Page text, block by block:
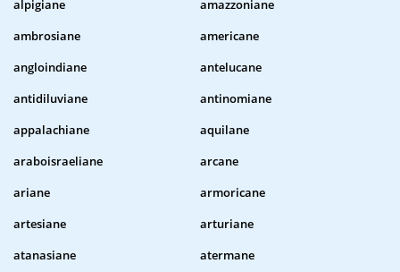
alpigiane
amazzoniane
ambrosiane
americane
angloindiane
antelucane
antidiluviane
antinomiane
appalachiane
aquilane
araboisraeliane
arcane
ariane
armoricane
artesiane
arturiane
atanasiane
atermane